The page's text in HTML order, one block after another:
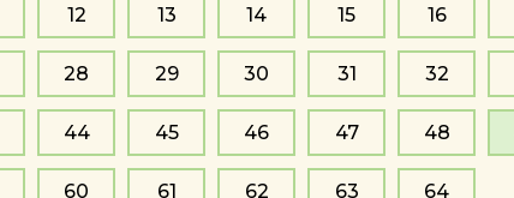
12 13 14 15 16
28 29 30 31 32
44 45 46 47 48
60 61 62 63 64